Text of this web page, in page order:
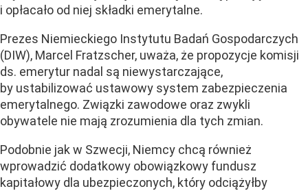
i opłacało od niej składki emerytalne.
Prezes Niemieckiego Instytutu Badań Gospodarczych
(DIW), Marcel Fratzscher, uważa, że propozycje komisji
ds. emerytur nadal są niewystarczające,
by ustabilizować ustawowy system zabezpieczenia
emerytalnego. Związki zawodowe oraz zwykli
obywatele nie mają zrozumienia dla tych zmian.
Podobnie jak w Szwecji, Niemcy chcą również
wprowadzić dodatkowy obowiązkowy fundusz
kapitałowy dla ubezpieczonych, który odciążyłby